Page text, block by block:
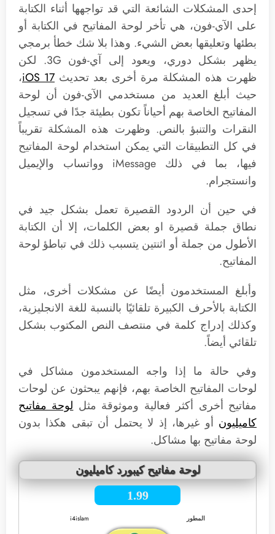
إحدى المشكلات الشائعة التي قد تواجهها أثناء الكتابة
على الآي-فون، هي تأخر لوحة المفاتيح في الكتابة أو
بطئها وتعليقها بعض الشيء. وهذا بلا شك خطأ برمجي
يظهر بشكل دوري، ويعود إلى آي-فون 3G. لكن
ظهرت هذه المشكلة مرة أخرى بعد تحديثiOS 17،
حيث أبلغ العديد من مستخدمي الآي-فون أن لوحة
المفاتيح الخاصة بهم أحياناً تكون بطيئة جدًا في تسجيل
النقرات والتنبؤ بالنص. وظهرت هذه المشكلة تقريباً
في كل التطبيقات التي يمكن استخدام لوحة المفاتيح
فيها، بما في ذلك iMessage وواتساب والإيميل
وانستجرام.
في حين أن الردود القصيرة تعمل بشكل جيد في
نطاق جملة قصيرة او بعض الكلمات، إلا أن الكتابة
الأطول من جملة أو اثنتين يتسبب ذلك في تباطؤ لوحة
المفاتيح.
وأبلغ المستخدمون أيضًا عن مشكلات أخرى، مثل
الكتابة بالأحرف الكبيرة تلقائيًا بالنسبة للغة الانجليزية،
وكذلك إدراج كلمة في منتصف النص المكتوب بشكل
تلقائي أيضاً.
وفي حالة ما إذا واجه المستخدمون مشاكل في
لوحات المفاتيح الخاصة بهم، فإنهم يبحثون عن لوحات
مفاتيح أخرى أكثر فعالية وموثوقة مثل لوحة مفاتيح
كاميليون أو غيرها، إذ لا يحتمل أن تبقى هكذا بدون
لوحة مفاتيح بها مشاكل.
لوحة مفاتيح كيبورد كاميليون
1.99
المطور i4islam